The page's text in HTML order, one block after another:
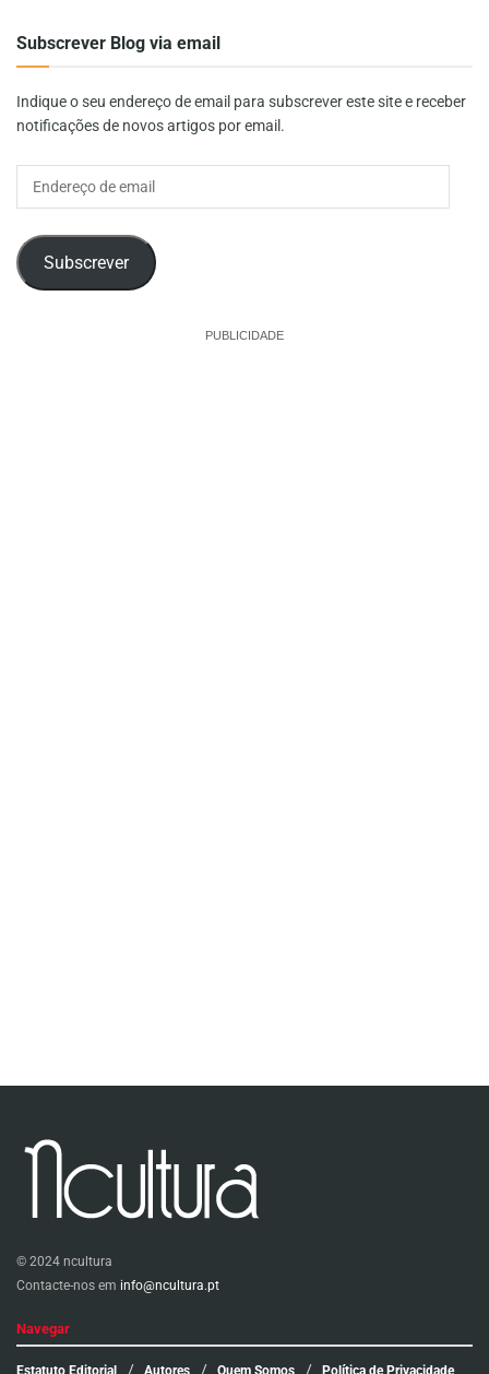
Subscrever Blog via email
Indique o seu endereço de email para subscrever este site e receber
notificações de novos artigos por email.
Subscrever
PUBLICIDADE
© 2024 ncultura
Contacte-nos em info@ncultura.pt
Navegar
Estatuto Editorial Autores Quem Somos Política de Privacidade